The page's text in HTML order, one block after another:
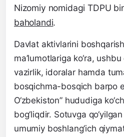
Nizomiy nomidagi TDPU
baholandi.
Davlat aktivlarini
ma’lumotlariga ko‘ra,
vazirlik, idoralar hamda
bosqichma-bosqich barpo
O‘zbekiston” hududiga
bog‘liqdir. Sotuvga
umumiy boshlang‘ich